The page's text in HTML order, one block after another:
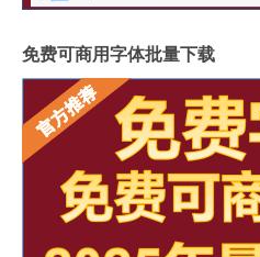
免费可商用字体批量下载